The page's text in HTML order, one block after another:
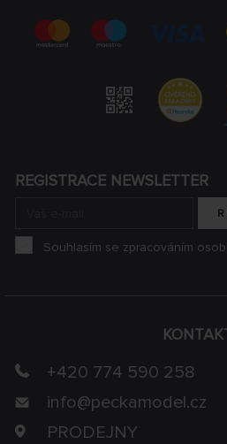
+420 774 590 258
info@peckamodel.cz
PRODEJNY
REGISTRACE NEWSLETTER
Souhlasím se zpracováním